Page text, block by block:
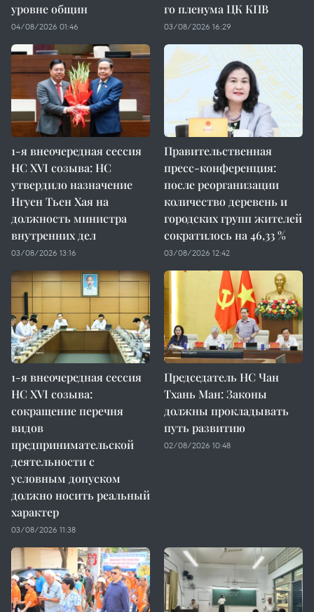
уровне общин
04/08/2026 01:46
го пленума ЦК КПВ
03/08/2026 16:29
1-я внеочередная сессия
НС XVI созыва: НС
утвердило назначение
Нгуен Тьен Хая на
должность министра
внутренних дел
03/08/2026 13:16
Правительственная
пресс-конференция:
после реорганизации
количество деревень и
городских групп жителей
сократилось на 46,33 %
03/08/2026 12:42
1-я внеочередная сессия
НС XVI созыва:
сокращение перечня
видов
предпринимательской
деятельности с
условным допуском
должно носить реальный
характер
03/08/2026 11:38
Председатель НС Чан
Тхань Ман: Законы
должны прокладывать
путь развитию
02/08/2026 10:48